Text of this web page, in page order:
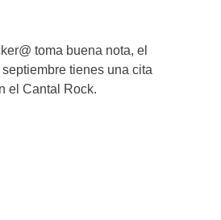
toma buena nota, el
tienes una cita
el Cantal Rock.